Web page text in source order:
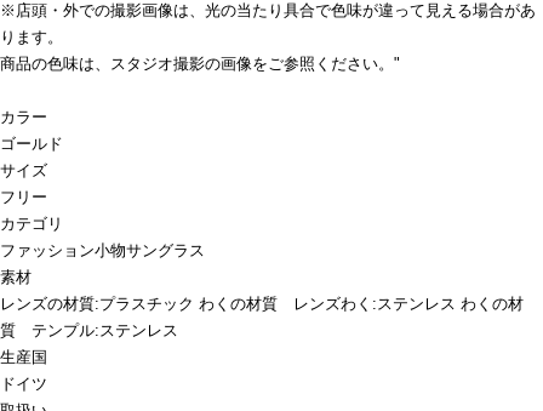
※店頭・外での撮影画像は、光の当たり具合で色味が違って見える場合があ
ります。
商品の色味は、スタジオ撮影の画像をご参照ください。"
カラー
ゴールド
サイズ
フリー
カテゴリ
ファッション小物サングラス
素材
レンズの材質:プラスチック わくの材質 レンズわく:ステンレス わくの材
質 テンプル:ステンレス
生産国
ドイツ